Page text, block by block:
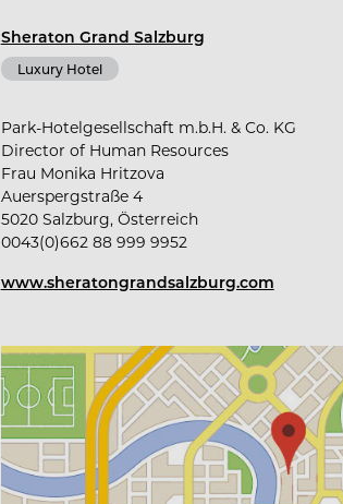
Sheraton Grand Salzburg
Luxury Hotel
Park-Hotelgesellschaft m.b.H. & Co. KG
Director of Human Resources
Frau Monika Hritzova
Auerspergstraße 4
5020 Salzburg, Österreich
0043(0)662 88 999 9952
www.sheratongrandsalzburg.com